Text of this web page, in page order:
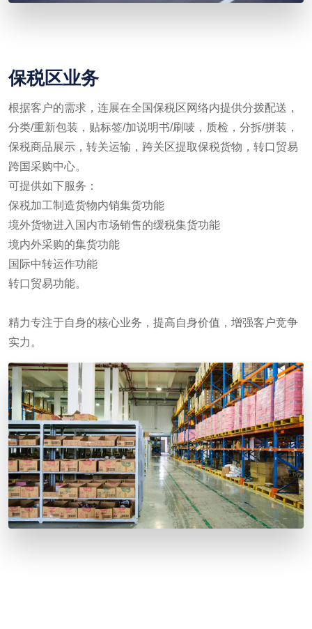
保税区业务
根据客户的需求，连展在全国保税区网络内提供分拨配送，
分类/重新包装，贴标签/加说明书/刷唛，质检，分拆/拼装，
保税商品展示，转关运输，跨关区提取保税货物，转口贸易
跨国采购中心。
可提供如下服务：
保税加工制造货物内销集货功能
境外货物进入国内市场销售的缓税集货功能
境内外采购的集货功能
国际中转运作功能
转口贸易功能。
精力专注于自身的核心业务，提高自身价值，增强客户竞争
实力。